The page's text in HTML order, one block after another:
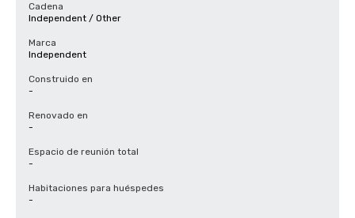
Cadena
Independent / Other
Marca
Independent
Construido en
-
Renovado en
-
Espacio de reunión total
-
Habitaciones para huéspedes
-